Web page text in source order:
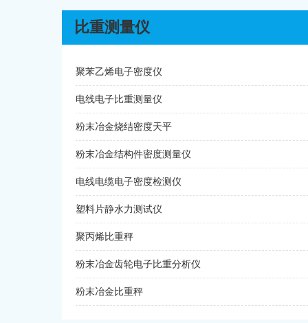
比重测量仪
聚苯乙烯电子密度仪
电线电子比重测量仪
粉末冶金烧结密度天平
粉末冶金结构件密度测量仪
电线电缆电子密度检测仪
塑料片静水力测试仪
聚丙烯比重秤
粉末冶金齿轮电子比重分析仪
粉末冶金比重秤